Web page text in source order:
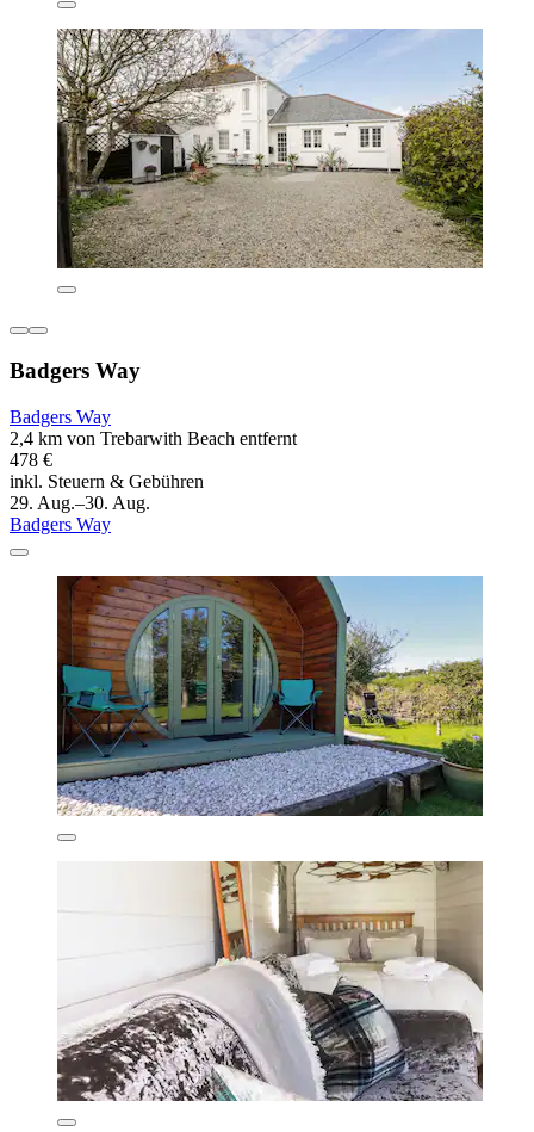
Badgers Way
Badgers Way
2,4 km von Trebarwith Beach entfernt
478 €
inkl. Steuern & Gebühren
29. Aug.–30. Aug.
Badgers Way